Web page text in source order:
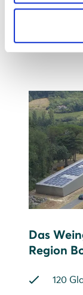
das
von
Das
Region
120